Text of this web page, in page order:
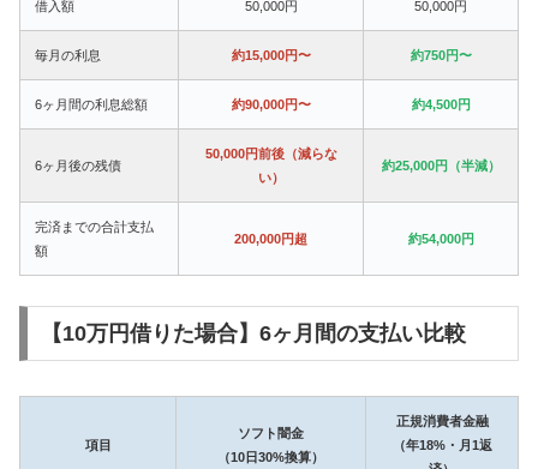
借入額 50,000円 50,000円
毎月の利息 約15,000円〜 約750円〜
6ヶ月間の利息総額 約90,000円〜 約4,500円
6ヶ月後の残債
50,000円前後（減らな
い）
約25,000円（半減）
完済までの合計支払
額
200,000円超 約54,000円
【10万円借りた場合】6ヶ月間の支払い比較
項目
ソフト闇金
（10日30%換算）
正規消費者金融
（年18%・月1返